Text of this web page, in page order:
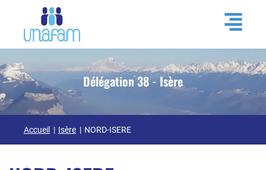
Délégation 38 - Isère
Accueil Isère NORD-ISERE